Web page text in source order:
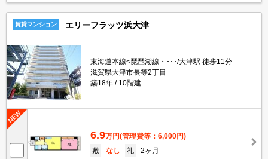
賃貸マンション エリーフラッツ浜大津
東海道本線<琵琶湖線・･･･/大津駅 徒歩11分
滋賀県大津市長等2丁目
築18年
10階建
6.9万円(管理費等：6,000円)
敷
なし 礼
2ヶ月